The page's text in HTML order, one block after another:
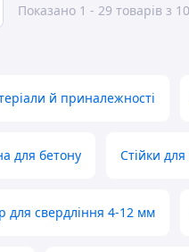
Показано 1 - 29 товарів з
й приналежності
для бетону Стійки
для свердління 4-12 мм